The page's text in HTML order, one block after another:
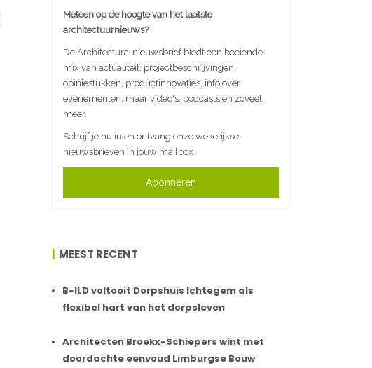
Meteen op de hoogte van het laatste
architectuurnieuws?
De Architectura-nieuwsbrief biedt een boeiende
mix van actualiteit, projectbeschrijvingen,
opiniestukken, productinnovaties, info over
evenementen, maar video's, podcasts en zoveel
meer.
Schrijf je nu in en ontvang onze wekelijkse
nieuwsbrieven in jouw mailbox.
Abonneren
MEEST RECENT
B-ILD voltooit Dorpshuis Ichtegem als
flexibel hart van het dorpsleven
Architecten Broekx-Schiepers wint met
doordachte eenvoud Limburgse Bouw